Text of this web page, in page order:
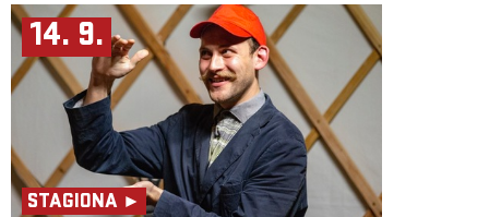
14. 9.
STAGIONA ►